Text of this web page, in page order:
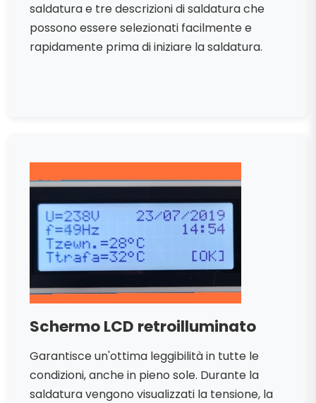
saldatura e tre descrizioni di saldatura che
possono essere selezionati facilmente e
rapidamente prima di iniziare la saldatura.
Schermo LCD retroilluminato
Garantisce un'ottima leggibilità in tutte le
condizioni, anche in pieno sole. Durante la
saldatura vengono visualizzati la tensione, la